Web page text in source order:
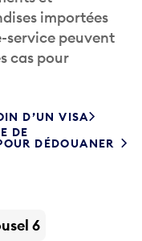
importées
service peuvent
cas pour
D’UN VISA
DE
DÉDOUANER
6